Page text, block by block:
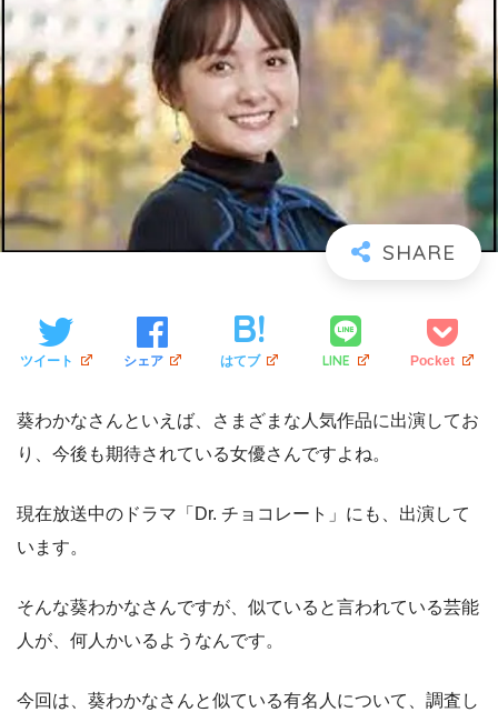
ツイート シェア はてブ LINE Pocket
葵わかなさんといえば、さまざまな人気作品に出演してお
り、今後も期待されている女優さんですよね。
現在放送中のドラマ「Dr. チョコレート」にも、出演して
います。
そんな葵わかなさんですが、似ていると言われている芸能
人が、何人かいるようなんです。
今回は、葵わかなさんと似ている有名人について、調査し